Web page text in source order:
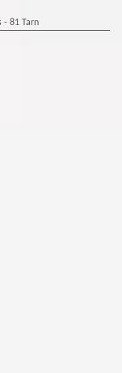
- 81 Tarn